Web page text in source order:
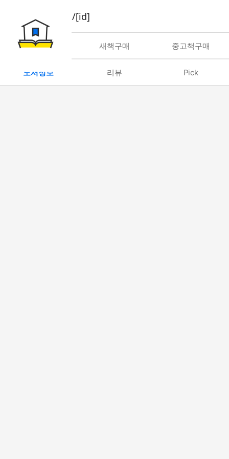
book/rent/[id]
대여 새책구매 중고책구매
도서정보 리뷰 Pick